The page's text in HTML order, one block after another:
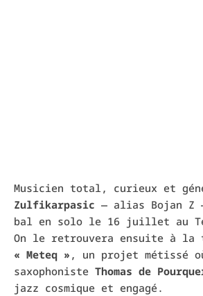
Musicien total, curieux et
Zulfikarpasic — alias Bojan Z
bal en solo le 16 juillet au
On le retrouvera ensuite à la
« Meteq » , un projet métissé
saxophoniste Thomas de
jazz cosmique et engagé.